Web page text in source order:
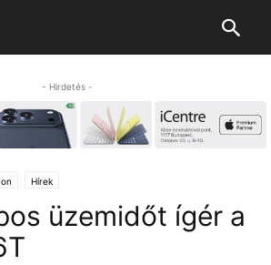
- Hirdetés -
Hírek
üzemidőt ígér a